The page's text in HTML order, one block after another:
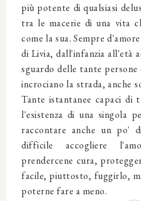
più potente di qualsiasi
tra le macerie di una vita
come la sua. Sempre
di Livia, dall'infanzia all'età
sguardo delle tante
incrociano la strada, anche
Tante istantanee capaci di
l'esistenza di una singola
raccontare anche un po'
difficile accogliere
prendercene cura,
facile, piuttosto, fuggirlo,
poterne fare a meno.